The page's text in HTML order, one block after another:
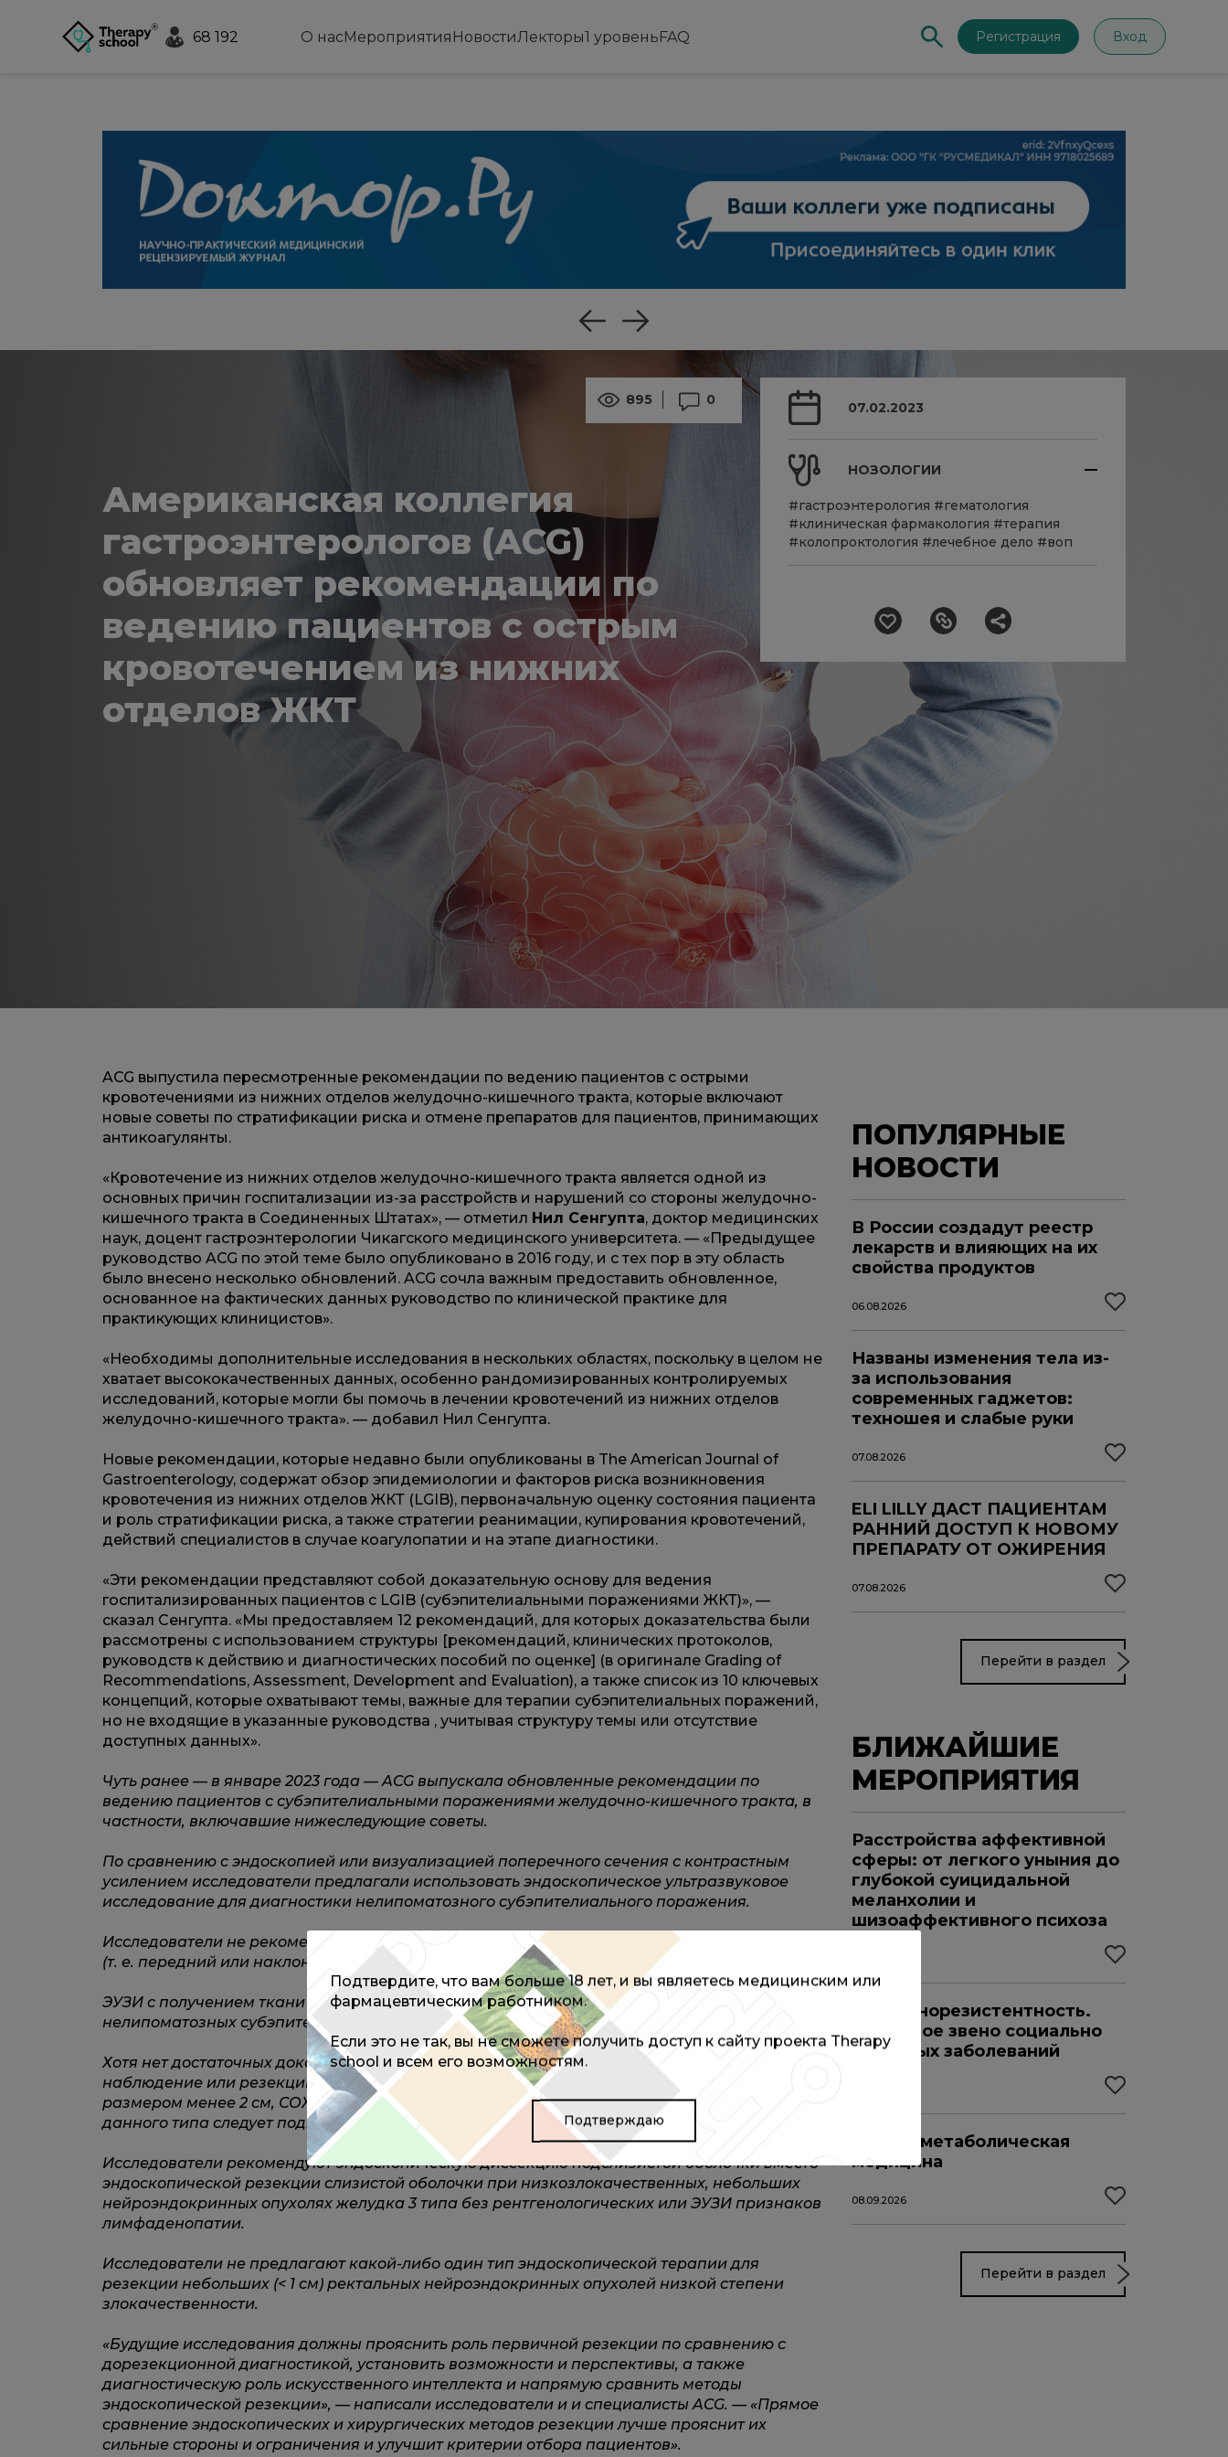
68 192 О насМероприятия НовостиЛекторы1 уровеньFAQ Регистрация Вход
895 0
Американская коллегия
гастроэнтерологов (ACG)
обновляет рекомендации по
ведению пациентов с острым
кровотечением из нижних
отделов ЖКТ
07.02.2023
НОЗОЛОГИИ
#гастроэнтерология #гематология
#клиническая фармакология #терапия
#колопроктология #лечебное дело #воп
ACG выпустила пересмотренные рекомендации по ведению пациентов с острыми
кровотечениями из нижних отделов желудочно-кишечного тракта, которые включают
новые советы по стратификации риска и отмене препаратов для пациентов, принимающих
антикоагулянты.
«Кровотечение из нижних отделов желудочно-кишечного тракта является одной из
основных причин госпитализации из-за расстройств и нарушений со стороны желудочно-
кишечного тракта в Соединенных Штатах», — отметил Нил Сенгупта, доктор медицинских
наук, доцент гастроэнтерологии Чикагского медицинского университета. — «Предыдущее
руководство ACG по этой теме было опубликовано в 2016 году, и с тех пор в эту область
было внесено несколько обновлений. ACG сочла важным предоставить обновленное,
основанное на фактических данных руководство по клинической практике для
практикующих клиницистов».
«Необходимы дополнительные исследования в нескольких областях, поскольку в целом не
хватает высококачественных данных, особенно рандомизированных контролируемых
исследований, которые могли бы помочь в лечении кровотечений из нижних отделов
желудочно-кишечного тракта». — добавил Нил Сенгупта.
Новые рекомендации, которые недавно были опубликованы в The American Journal of
Gastroenterology, содержат обзор эпидемиологии и факторов риска возникновения
кровотечения из нижних отделов ЖКТ (LGIB), первоначальную оценку состояния пациента
и роль стратификации риска, а также стратегии реанимации, купирования кровотечений,
действий специалистов в случае коагулопатии и на этапе диагностики.
«Эти рекомендации представляют собой доказательную основу для ведения
госпитализированных пациентов с LGIB (субэпителиальными поражениями ЖКТ)», —
сказал Сенгупта. «Мы предоставляем 12 рекомендаций, для которых доказательства были
рассмотрены с использованием структуры [рекомендаций, клинических протоколов,
руководств к действию и диагностических пособий по оценке] (в оригинале Grading of
Recommendations, Assessment, Development and Evaluation), а также список из 10 ключевых
концепций, которые охватывают темы, важные для терапии субэпителиальных поражений,
но не входящие в указанные руководства , учитывая структуру темы или отсутствие
доступных данных».
Чуть ранее — в январе 2023 года — ACG выпускала обновленные рекомендации по
ведению пациентов с субэпителиальными поражениями желудочно-кишечного тракта, в
частности, включавшие нижеследующие советы.
По сравнению с эндоскопией или визуализацией поперечного сечения с контрастным
усилением исследователи предлагали использовать эндоскопическое ультразвуковое
исследование для диагностики нелипоматозного субэпителиального поражения.
Исследователи не рекомендовали для оценки какой-либо конкретный тип эхоэндоскопа
(т. е. передний или наклонный).
ЭУЗИ с получением ткани может повысить диагностическую точность выявления солидных
нелипоматозных субэпителиальных поражений.
Хотя нет достаточных доказательств, на основе которых можно уверенно рекомендовать
наблюдение или резекцию стромальных опухолей желудочно-кишечного тракта (СОЖКТ)
размером менее 2 см, СОЖКТ размером более 2 см и все нежелудочные образования
данного типа следует подвергать резекции.
Исследователи рекомендуют эндоскопическую диссекцию подслизистой оболочки вместо
эндоскопической резекции слизистой оболочки при низкозлокачественных, небольших
нейроэндокринных опухолях желудка 3 типа без рентгенологических или ЭУЗИ признаков
лимфаденопатии.
Исследователи не предлагают какой-либо один тип эндоскопической терапии для
резекции небольших (< 1 см) ректальных нейроэндокринных опухолей низкой степени
злокачественности.
«Будущие исследования должны прояснить роль первичной резекции по сравнению с
дорезекционной диагностикой, установить возможности и перспективы, а также
диагностическую роль искусственного интеллекта и напрямую сравнить методы
эндоскопической резекции», — написали исследователи и и специалисты ACG. — «Прямое
сравнение эндоскопических и хирургических методов резекции лучше прояснит их
сильные стороны и ограничения и улучшит критерии отбора пациентов».
ПОПУЛЯРНЫЕ
НОВОСТИ
В России создадут реестр
лекарств и влияющих на их
свойства продуктов
06.08.2026
Названы изменения тела из-
за использования
современных гаджетов:
техношея и слабые руки
07.08.2026
ELI LILLY ДАСТ ПАЦИЕНТАМ
РАННИЙ ДОСТУП К НОВОМУ
ПРЕПАРАТУ ОТ ОЖИРЕНИЯ
07.08.2026
Перейти в раздел
БЛИЖАЙШИЕ
МЕРОПРИЯТИЯ
Расстройства аффективной
сферы: от легкого уныния до
глубокой суицидальной
меланхолии и
шизоаффективного психоза
Инсулинорезистентность.
Ключевое звено социально
значимых заболеваний
Кардиометаболическая
медицина
08.09.2026
Перейти в раздел
Подтвердите, что вам больше 18 лет, и вы являетесь медицинским или
фармацевтическим работником.
Если это не так, вы не сможете получить доступ к сайту проекта Therapy
school и всем его возможностям.
Подтверждаю